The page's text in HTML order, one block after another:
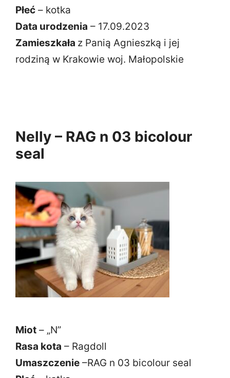
Płeć – kotka
Data urodzenia – 17.09.2023
Zamieszkała z Panią Agnieszką i jej
rodziną w Krakowie woj. Małopolskie
Nelly – RAG n 03 bicolour
seal
Miot – „N”
Rasa kota – Ragdoll
Umaszczenie –RAG n 03 bicolour seal